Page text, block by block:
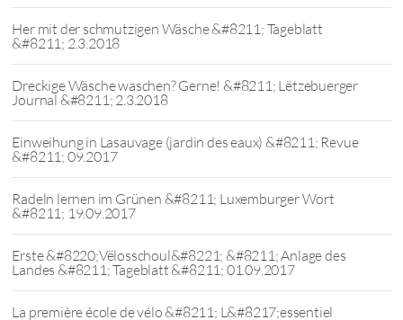
Her mit der schmutzigen Wäsche &#8211; Tageblatt
&#8211; 2.3.2018
Dreckige Wäsche waschen? Gerne! &#8211; Lëtzebuerger
Journal &#8211; 2.3.2018
Einweihung in Lasauvage (jardin des eaux) &#8211; Revue
&#8211; 09.2017
Radeln lernen im Grünen &#8211; Luxemburger Wort
&#8211; 19.09.2017
Erste &#8220;Vëlosschoul&#8221; &#8211; Anlage des
Landes &#8211; Tageblatt &#8211; 01.09.2017
La première école de vélo &#8211; L&#8217;essentiel